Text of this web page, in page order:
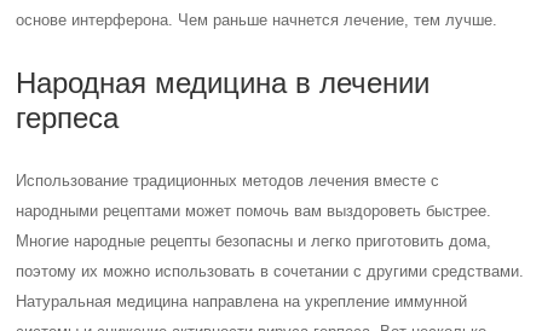
основе интерферона. Чем раньше начнется лечение, тем лучше.
Народная медицина в лечении
герпеса
Использование традиционных методов лечения вместе с
народными рецептами может помочь вам выздороветь быстрее.
Многие народные рецепты безопасны и легко приготовить дома,
поэтому их можно использовать в сочетании с другими средствами.
Натуральная медицина направлена на укрепление иммунной